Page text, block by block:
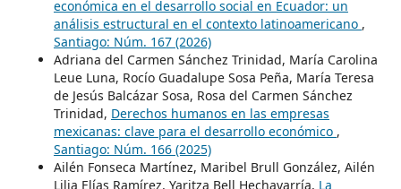
económica en el desarrollo social en Ecuador: un
análisis estructural en el contexto latinoamericano ,
Santiago: Núm. 167 (2026)
Adriana del Carmen Sánchez Trinidad, María Carolina
Leue Luna, Rocío Guadalupe Sosa Peña, María Teresa
de Jesús Balcázar Sosa, Rosa del Carmen Sánchez
Trinidad, Derechos humanos en las empresas
mexicanas: clave para el desarrollo económico ,
Santiago: Núm. 166 (2025)
Ailén Fonseca Martínez, Maribel Brull González, Ailén
Lilia Elías Ramírez, Yaritza Bell Hechavarría, La